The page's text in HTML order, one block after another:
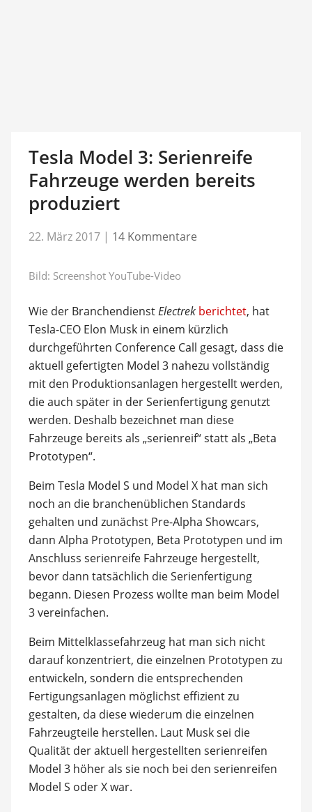
Tesla Model 3: Serienreife
Fahrzeuge werden bereits
produziert
22. März 2017 | 14 Kommentare
Bild: Screenshot YouTube-Video
Wie der BranchendienstElectrek berichtet, hat
Tesla-CEO Elon Musk in einem kürzlich
durchgeführten Conference Call gesagt, dass die
aktuell gefertigten Model 3 nahezu vollständig
mit den Produktionsanlagen hergestellt werden,
die auch später in der Serienfertigung genutzt
werden. Deshalb bezeichnet man diese
Fahrzeuge bereits als „serienreif“ statt als „Beta
Prototypen“.
Beim Tesla Model S und Model X hat man sich
noch an die branchenüblichen Standards
gehalten und zunächst Pre-Alpha Showcars,
dann Alpha Prototypen, Beta Prototypen und im
Anschluss serienreife Fahrzeuge hergestellt,
bevor dann tatsächlich die Serienfertigung
begann. Diesen Prozess wollte man beim Model
3 vereinfachen.
Beim Mittelklassefahrzeug hat man sich nicht
darauf konzentriert, die einzelnen Prototypen zu
entwickeln, sondern die entsprechenden
Fertigungsanlagen möglichst effizient zu
gestalten, da diese wiederum die einzelnen
Fahrzeugteile herstellen. Laut Musk sei die
Qualität der aktuell hergestellten serienreifen
Model 3 höher als sie noch bei den serienreifen
Model S oder X war.